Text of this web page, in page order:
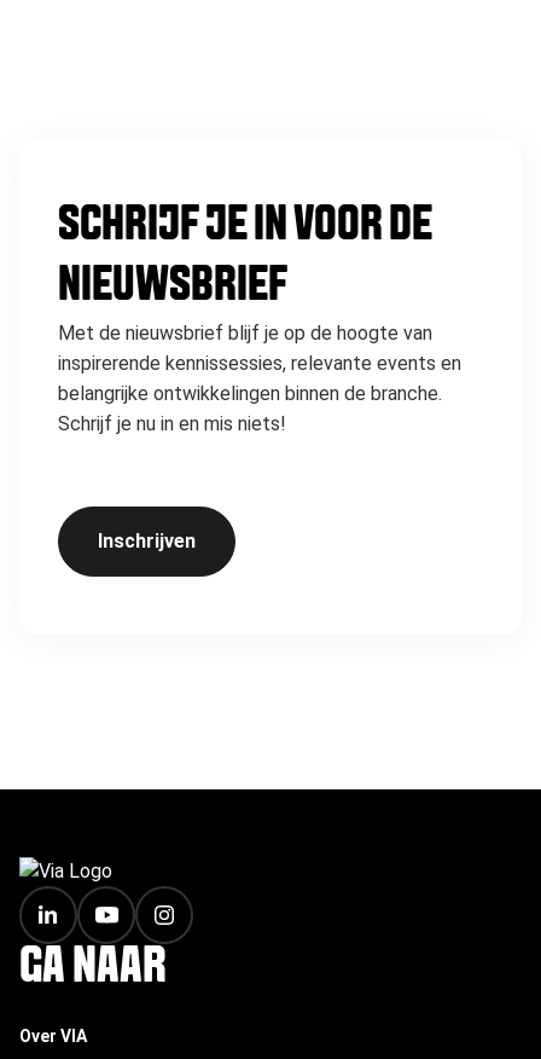
SCHRIJF JE IN VOOR DE
NIEUWSBRIEF
Met de nieuwsbrief blijf je op de hoogte van
inspirerende kennissessies, relevante events en
belangrijke ontwikkelingen binnen de branche.
Schrijf je nu in en mis niets!
Inschrijven
FOOTER
GA NAAR
Over VIA